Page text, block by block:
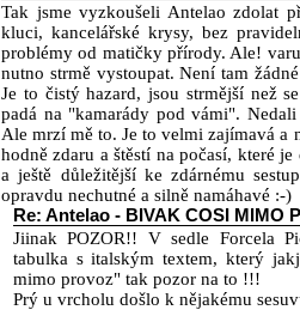
Tak jsme vyzkoušeli Antelao zdolat
kluci, kancelářské krysy, bez
problémy od matičky přírody. Ale!
nutno strmě vystoupat. Není tam
Je to čistý hazard, jsou strmější než
padá na "kamarády pod vámi".
Ale mrzí mě to. Je to velmi zajímavá a
hodně zdaru a štěstí na počasí, které
a ještě důležitější ke zdárnému
opravdu nechutné a silně namáhavé :-)
Re: Antelao - BIVAK COSI MIMO
Jiinak POZOR!! V sedle Forcela
tabulka s italským textem, který
mimo provoz" tak pozor na to !!!
Prý u vrcholu došlo k nějakému